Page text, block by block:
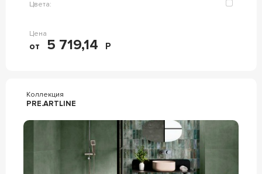
Цвета:
Цена
от 5 719,14 Р
Коллекция
PRE.ARTLINE